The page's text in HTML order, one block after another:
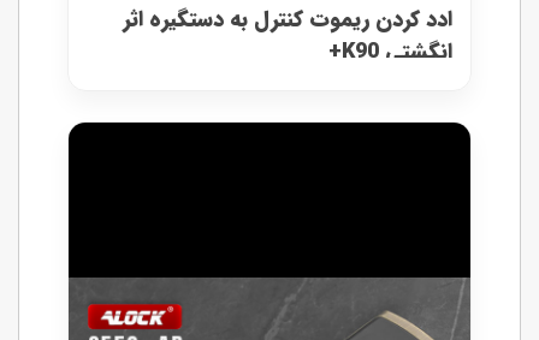
ادد کردن ریموت کنترل به دستگیره اثر
انگشتی K90+